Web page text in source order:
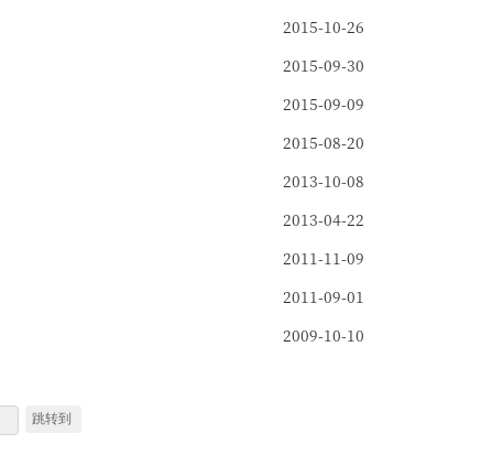
2015-10-26
2015-09-30
2015-09-09
2015-08-20
2013-10-08
2013-04-22
2011-11-09
2011-09-01
2009-10-10
跳转到